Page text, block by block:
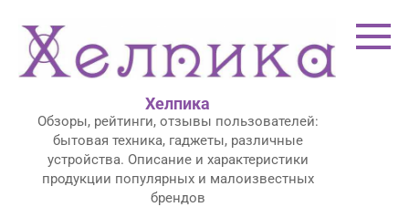
контенту
Хелпика
Обзоры, рейтинги, отзывы пользователей:
бытовая техника, гаджеты, различные
устройства. Описание и характеристики
продукции популярных и малоизвестных
брендов